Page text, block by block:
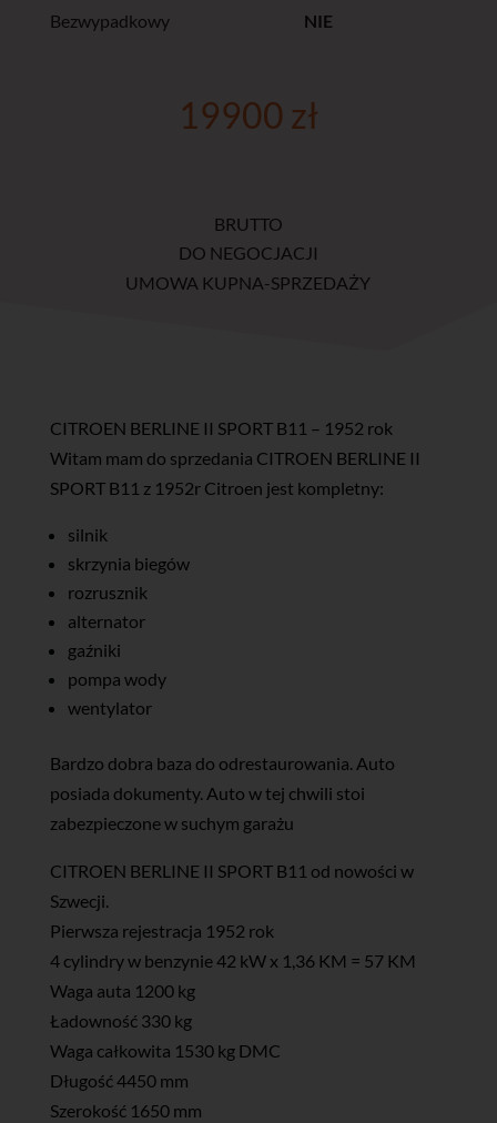
Bezwypadkowy
NIE
19900 zł
BRUTTO
DO NEGOCJACJI
UMOWA KUPNA-SPRZEDAŻY
CITROEN BERLINE II SPORT B11 – 1952 rok
Witam mam do sprzedania CITROEN BERLINE II
SPORT B11 z 1952r Citroen jest kompletny:
silnik
skrzynia biegów
rozrusznik
alternator
gaźniki
pompa wody
wentylator
Bardzo dobra baza do odrestaurowania. Auto
posiada dokumenty. Auto w tej chwili stoi
zabezpieczone w suchym garażu
CITROEN BERLINE II SPORT B11 od nowości w
Szwecji.
Pierwsza rejestracja 1952 rok
4 cylindry w benzynie 42 kW x 1,36 KM = 57 KM
Waga auta 1200 kg
Ładowność 330 kg
Waga całkowita 1530 kg DMC
Długość 4450 mm
Szerokość 1650 mm